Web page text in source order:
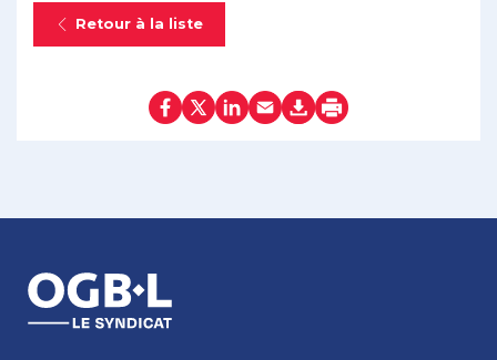
Retour à la liste